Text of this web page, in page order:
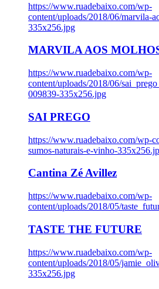
https://www.ruadebaixo.com/wp-
content/uploads/2018/06/marvila-
335x256.jpg
MARVILA AOS
https://www.ruadebaixo.com/wp-
content/uploads/2018/06/
009839-335x256.jpg
SAI PREGO
https://www.ruadebaixo.com/wp-
sumos-naturais-e-vinho-
Cantina Zé Avillez
https://www.ruadebaixo.com/wp-
content/uploads/2018/05/
TASTE THE FUTURE
https://www.ruadebaixo.com/wp-
content/uploads/2018/05/
335x256.jpg